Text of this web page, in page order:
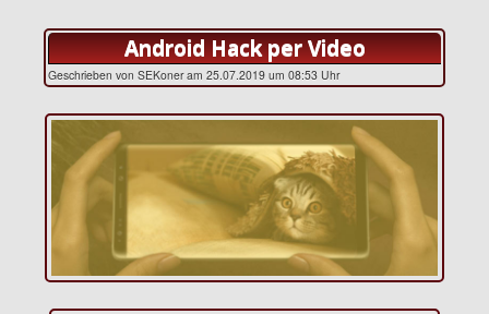
Android Hack per Video
Geschrieben von SEKoner am 25.07.2019 um 08:53 Uhr